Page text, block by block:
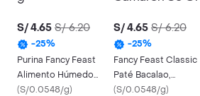
S/ 4.65 S/ 6.20
-25%
Purina Fancy Feast
Alimento Húmedo
Grilled Sabor Salmón
(S/0.0548/g)
S/ 4.65 S/ 6.20
-25%
Fancy Feast Classic
Paté Bacalao,
Lenguado Y Camarón
(S/0.0548/g)